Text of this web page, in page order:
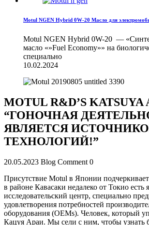
Motul NGEN Hybrid 0W-20 Масло для
Motul NGEN Hybrid 0W-20 —
масло «»Fuel Economy»» на
специально
10.02.2024
MOTUL R&D’S KATSUYA
“ГОНОЧНАЯ
ЯВЛЯЕТСЯ
ТЕХНОЛОГИЙ!”
20.05.2023 Blog Comment 0
Присутствие Motul в Японии
в районе Кавасаки недалеко от Токио
исследовательский центр, специально
удовлетворения потребностей
оборудования (OEMs). Человек, который
Кацуя Араи. Мы сели с ним, чтобы узнать